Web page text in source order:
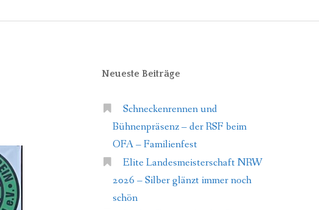
Neueste Beiträge
Schneckenrennen und
Bühnenpräsenz – der RSF beim
OFA – Familienfest
Elite Landesmeisterschaft NRW
2026 – Silber glänzt immer noch
schön